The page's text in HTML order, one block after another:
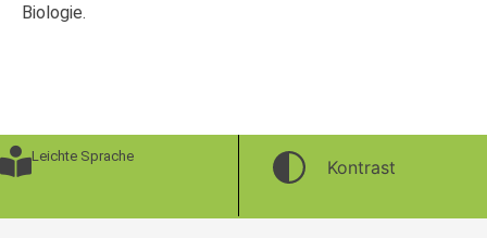
Biologie.
Leichte Sprache
Kontrast